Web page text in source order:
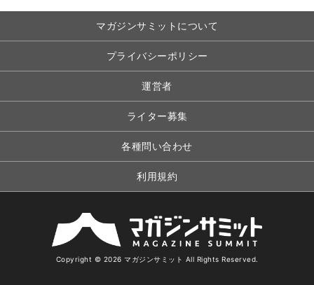
マガジンサミットについて
プライバシーポリシー
運営者
ライター募集
各種問い合わせ
利用規約
Copyright © 2026 マガジンサミット All Rights Reserved.